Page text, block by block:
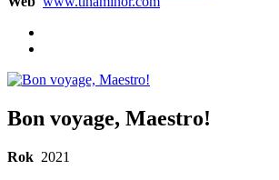
Bon voyage, Maestro!
Rok 2021